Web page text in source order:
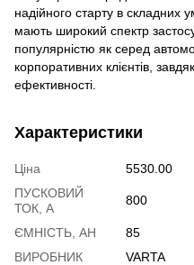
надійного старту в складних
мають широкий спектр
популярністю як серед
корпоративних клієнтів,
ефективності.
Характеристики
Ціна
5530.00
ПУСКОВИЙ
ТОК, А
800
ЄМНІСТЬ, АН
85
ВИРОБНИК
VARTA